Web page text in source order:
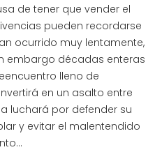
de tener que vender el
pueden recordarse
ocurrido muy lentamente,
embargo décadas enteras
lleno de
en un asalto entre
luchará por defender su
y evitar el malentendido